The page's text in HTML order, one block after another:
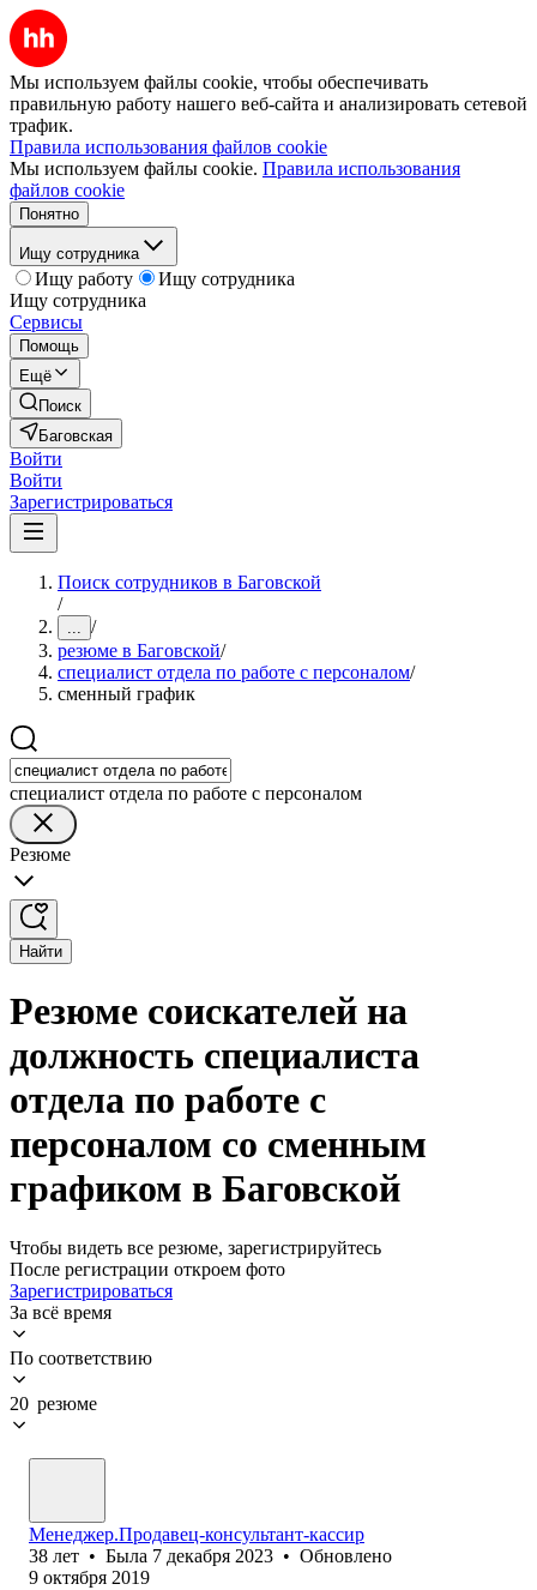
Мы используем файлы cookie, чтобы обеспечивать
правильную работу нашего веб-сайта и анализировать сетевой
трафик.
Правила использования файлов cookie
Мы используем файлы cookie. Правила использования
файлов cookie
Понятно
Ищу сотрудника
Ищу работу
Ищу сотрудника
Ищу сотрудника
Сервисы
Помощь
Ещё
Поиск
Баговская
Войти
Войти
Зарегистрироваться
Поиск сотрудников в Баговской
/
... /
резюме в Баговской/
специалист отдела по работе с персоналом/
сменный график
специалист отдела по работе с персоналом
Резюме
Найти
Резюме соискателей на
должность специалиста
отдела по работе с
персоналом со сменным
графиком в Баговской
Чтобы видеть все резюме, зарегистрируйтесь
После регистрации откроем фото
Зарегистрироваться
За всё время
По соответствию
20 резюме
Менеджер.Продавец-консультант-кассир
38 лет • Была 7 декабря 2023 • Обновлено
9 октября 2019